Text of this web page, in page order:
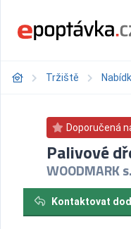
Tržiště
Doporučená
Palivové
WOODMARK
Kontaktovat